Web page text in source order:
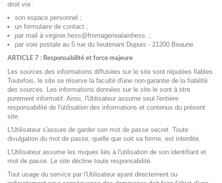
droit via :
son espace personnel ;
un formulaire de contact ;
par mail à virginie.hess@fromageriealainhess. ;
par voie postale au 5 rue du lieutenant Dupuis - 21200 Beaune.
ARTICLE 7 : Responsabilité et force majeure
Les sources des informations diffusées sur le site sont réputées fiables.
Toutefois, le site se réserve la faculté d'une non-garantie de la fiabilité
des sources. Les informations données sur le site le sont à titre
purement informatif. Ainsi, l'Utilisateur assume seul l'entière
responsabilité de l'utilisation des informations et contenus du présent
site.
L'Utilisateur s'assure de garder son mot de passe secret. Toute
divulgation du mot de passe, quelle que soit sa forme, est interdite.
L'Utilisateur assume les risques liés à l'utilisation de son identifiant et
mot de passe. Le site décline toute responsabilité.
Tout usage du service par l'Utilisateur ayant directement ou